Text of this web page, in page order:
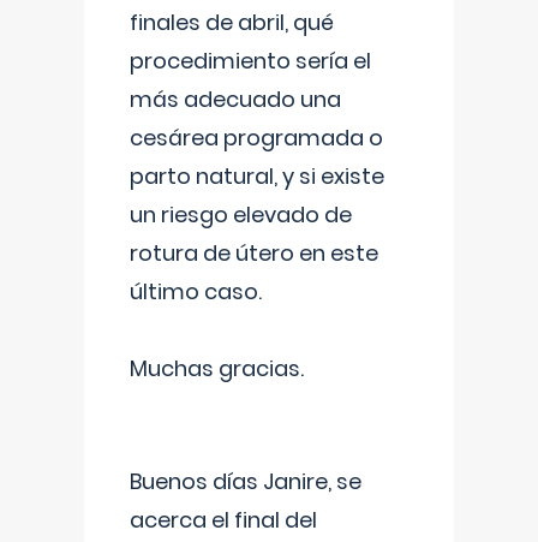
finales de abril, qué
procedimiento sería el
más adecuado una
cesárea programada o
parto natural, y si existe
un riesgo elevado de
rotura de útero en este
último caso.
Muchas gracias.
Buenos días Janire, se
acerca el final del